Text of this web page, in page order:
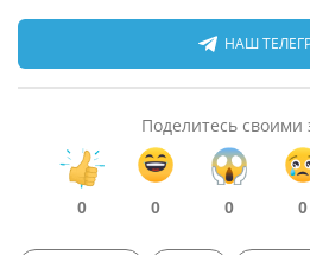
НАШ
Поделитесь
0 0 0 0